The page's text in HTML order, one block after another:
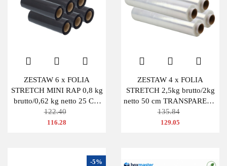
ZESTAW 6 x FOLIA
STRETCH MINI RAP 0,8 kg
brutto/0,62 kg netto 25 CM
CZARNA
122.40
116.28
ZESTAW 4 x FOLIA
STRETCH 2,5kg brutto/2kg
netto 50 cm TRANSPARENT
BEZBARWNA
135.84
129.05
-5%